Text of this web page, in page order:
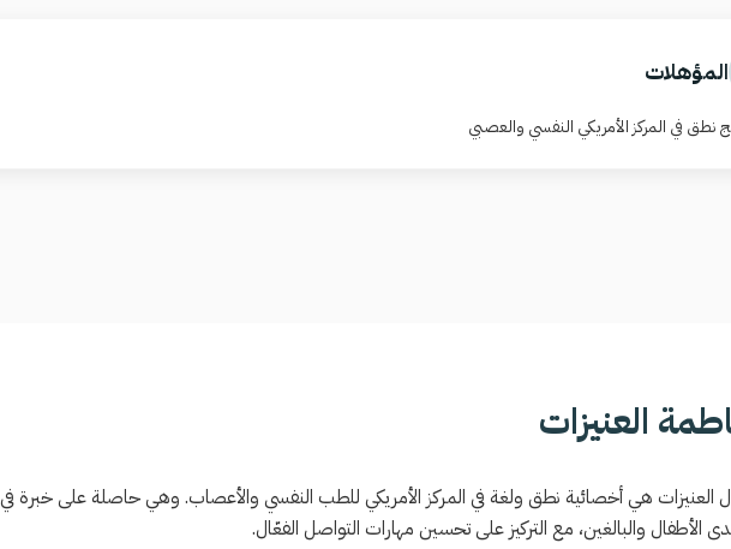
المؤهلات
نطق في المركز الأمريكي النفسي والعصبي
العنيزات
العنيزات هي أخصائية نطق ولغة في المركز الأمريكي للطب النفسي والأعصاب. وهي حاصلة على خبرة
الأطفال والبالغين، مع التركيز على تحسين مهارات التواصل الفعّال.